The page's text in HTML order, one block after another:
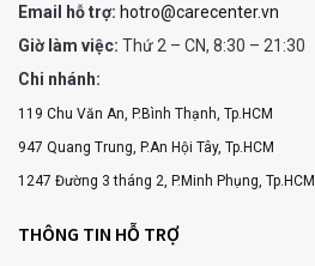
Email hỗ trợ: hotro@carecenter.vn
Giờ làm việc: Thứ 2 – CN, 8:30 – 21:30
Chi nhánh:
119 Chu Văn An, P.Bình Thạnh, Tp.HCM
947 Quang Trung, P.An Hội Tây, Tp.HCM
1247 Đường 3 tháng 2, P.Minh Phụng, Tp.HCM
THÔNG TIN HỖ TRỢ